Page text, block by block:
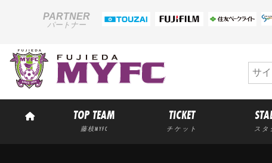
PARTNER
パートナー
TOP TEAM
藤枝MYFC
TICKET
チケット スタ